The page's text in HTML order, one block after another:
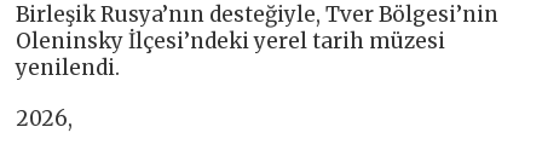
Birleşik Rusya’nın desteğiyle, Tver Bölgesi’nin
Oleninsky İlçesi’ndeki yerel tarih müzesi
yenilendi.
2026,